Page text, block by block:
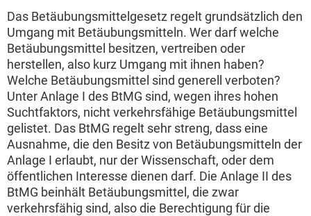
Das Betäubungsmittelgesetz regelt grundsätzlich den
Umgang mit Betäubungsmitteln. Wer darf welche
Betäubungsmittel besitzen, vertreiben oder
herstellen, also kurz Umgang mit ihnen haben?
Welche Betäubungsmittel sind generell verboten?
Unter Anlage I des BtMG sind, wegen ihres hohen
Suchtfaktors, nicht verkehrsfähige Betäubungsmittel
gelistet. Das BtMG regelt sehr streng, dass eine
Ausnahme, die den Besitz von Betäubungsmitteln der
Anlage I erlaubt, nur der Wissenschaft, oder dem
öffentlichen Interesse dienen darf. Die Anlage II des
BtMG beinhält Betäubungsmittel, die zwar
verkehrsfähig sind, also die Berechtigung für die